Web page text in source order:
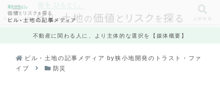
不動産に関わる人に、より主体的な選択を【媒体概要】
ビル・土地の記事メディア by狭小地開発のトラスト・ファ
イブ
防災
カテゴリ一覧